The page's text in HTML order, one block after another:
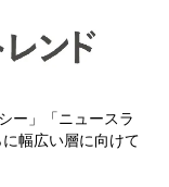
ー」「ニュースラ
幅広い層に向けて